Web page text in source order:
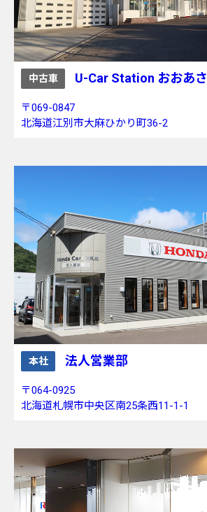
中古車 U-Car Station おおあさ
〒069-0847
北海道江別市大麻ひかり町36-2
本社 法人営業部
〒064-0925
北海道札幌市中央区南25条西11-1-1